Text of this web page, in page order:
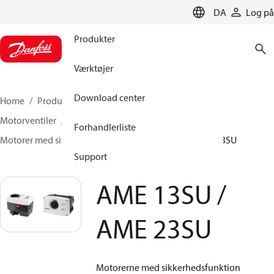
DA Log på
Produkter
Værktøjer
Download center
Forhandlerliste
Support
Home Produkter
Climate Solutions for heating
Motorventiler
Motorer med sikkerhedsfunktion
AME 13SU / AME 23SU
AME 13SU /
AME 23SU
Motorerne med sikkerhedsfunktion